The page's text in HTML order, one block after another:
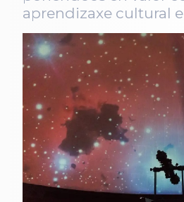
aprendizaxe cultural